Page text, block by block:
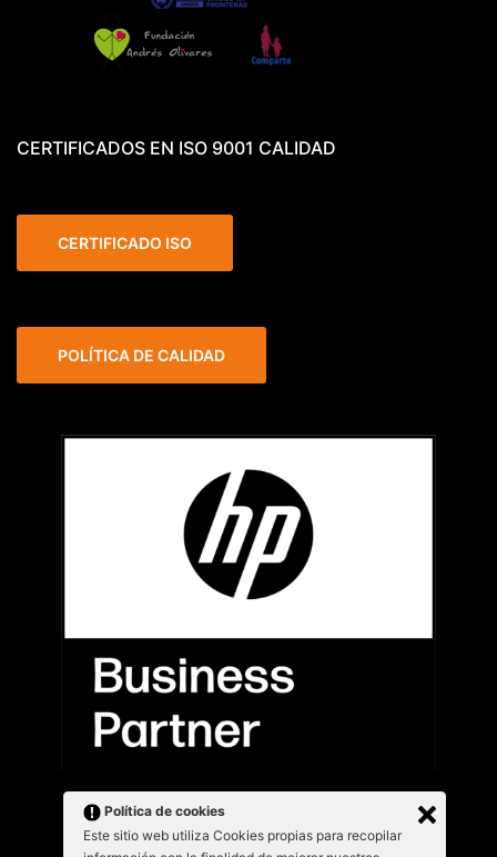
CERTIFICADOS EN ISO 9001 CALIDAD
CERTIFICADO ISO
POLÍTICA DE CALIDAD
Política de cookies
Este sitio web utiliza Cookies propias para recopilar